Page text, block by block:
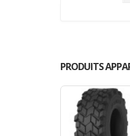
PRODUITS